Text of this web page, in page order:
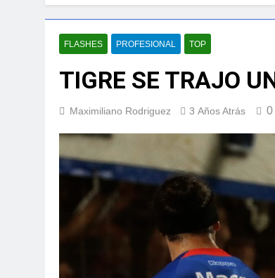
FLASHES PROFESIONAL TOP
TIGRE SE TRAJO
Maximiliano Rodriguez 3 Años Atrás 0